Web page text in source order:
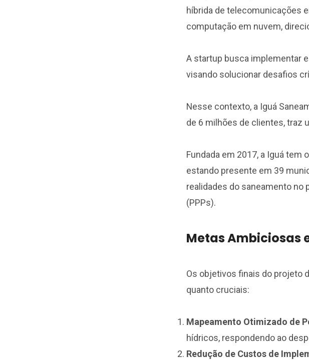
híbrida de telecomunicações
computação em nuvem,
A startup busca implementar
visando solucionar desafios
Nesse contexto, a Iguá
de 6 milhões de clientes, traz
Fundada em 2017, a Iguá
estando presente em 39
realidades do saneamento no
(PPPs).
Metas Ambiciosas
Os objetivos finais do projeto
quanto cruciais:
Mapeamento Otimizado de
hídricos, respondendo ao
Redução de Custos de